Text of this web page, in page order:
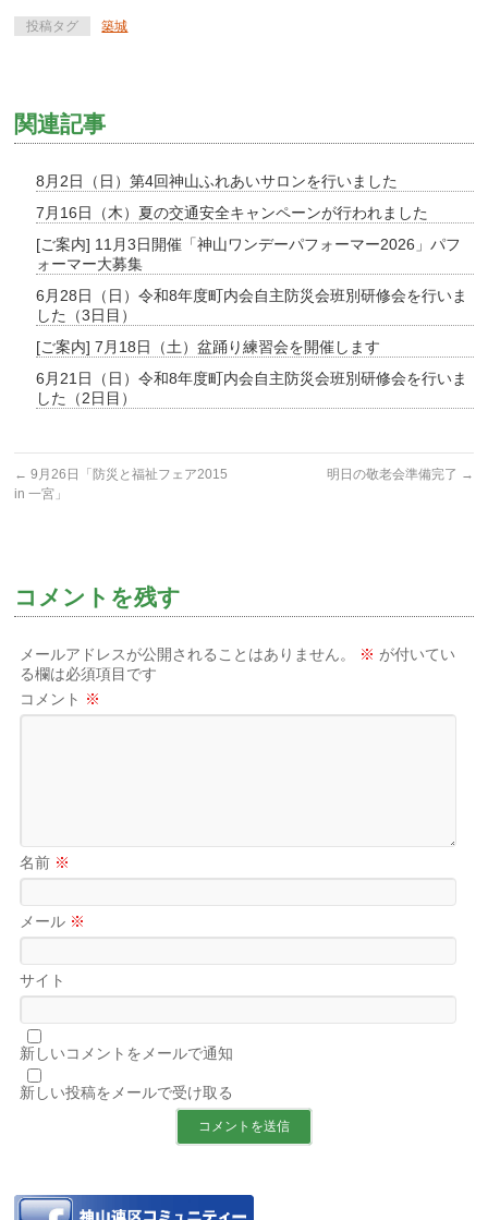
投稿タグ 築城
関連記事
8月2日（日）第4回神山ふれあいサロンを行いました
7月16日（木）夏の交通安全キャンペーンが行われました
[ご案内] 11月3日開催「神山ワンデーパフォーマー2026」パフ
ォーマー大募集
6月28日（日）令和8年度町内会自主防災会班別研修会を行いま
した（3日目）
[ご案内] 7月18日（土）盆踊り練習会を開催します
6月21日（日）令和8年度町内会自主防災会班別研修会を行いま
した（2日目）
← 9月26日「防災と福祉フェア2015
in 一宮」
明日の敬老会準備完了 →
コメントを残す
メールアドレスが公開されることはありません。 ※ が付いてい
る欄は必須項目です
コメント ※
名前 ※
メール ※
サイト
新しいコメントをメールで通知
新しい投稿をメールで受け取る